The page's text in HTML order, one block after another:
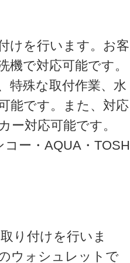
けを行います。お客
機で対応可能です。
特殊な取付作業、水
能です。また、対応
ー対応可能です。
コー・AQUA・TOSH
り付けを行いま
ウォシュレットで